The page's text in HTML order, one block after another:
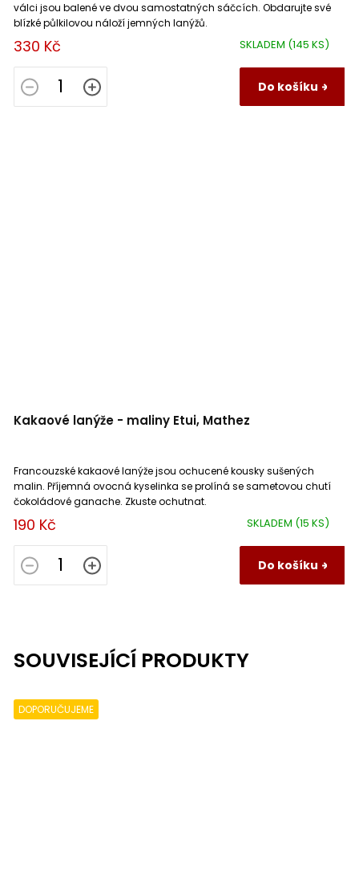
SKLADEM (145 KS)
330 Kč
Do košíku
válci jsou balené ve dvou samostatných sáčcích. Obdarujte své
blízké půlkilovou náloží jemných lanýžů.
Kakaové lanýže - maliny Etui, Mathez
SKLADEM (15 KS)
190 Kč
Do košíku
Francouzské kakaové lanýže jsou ochucené kousky sušených
malin. Příjemná ovocná kyselinka se prolíná se sametovou chutí
čokoládové ganache. Zkuste ochutnat.
SOUVISEJÍCÍ PRODUKTY
DOPORUČUJEME